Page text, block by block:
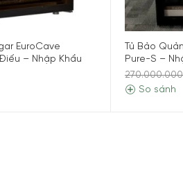
EuroCave
– Nhập Khẩu
Tủ Bảo
Pure-S –
So sánh